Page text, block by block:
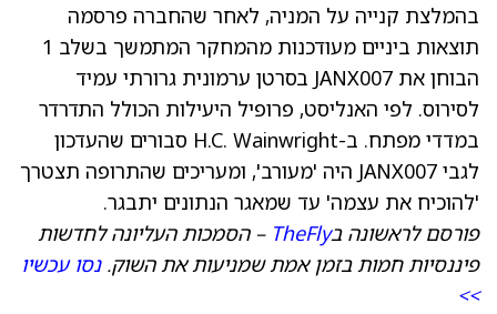
בהמלצת קנייה על המניה, לאחר שהחברה פרסמה
תוצאות ביניים מעודכנות מהמחקר המתמשך בשלב 1
הבוחן את JANX007 בסרטן ערמונית גרורתי עמיד
לסירוס. לפי האנליסט, פרופיל היעילות הכולל התדרדר
במדדי מפתח. ב-H.C. Wainwright סבורים שהעדכון
לגבי JANX007 היה 'מעורב', ומעריכים שהתרופה תצטרך
'להוכיח את עצמה' עד שמאגר הנתונים יתבגר.
פורסם לראשונה בTheFly – הסמכות העליונה לחדשות
פיננסיות חמות בזמן אמת שמניעות את השוק.נסו עכשיו
>>